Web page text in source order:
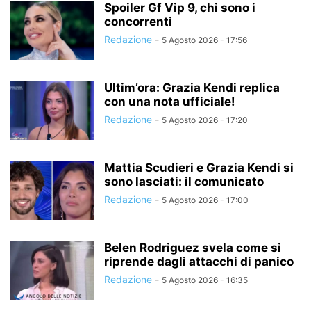
Spoiler Gf Vip 9, chi sono i
concorrenti
Redazione - 5 Agosto 2026 - 17:56
Ultim’ora: Grazia Kendi replica
con una nota ufficiale!
Redazione - 5 Agosto 2026 - 17:20
Mattia Scudieri e Grazia Kendi si
sono lasciati: il comunicato
Redazione - 5 Agosto 2026 - 17:00
Belen Rodriguez svela come si
riprende dagli attacchi di panico
Redazione - 5 Agosto 2026 - 16:35